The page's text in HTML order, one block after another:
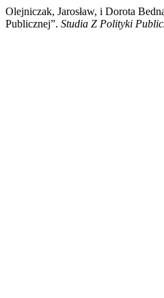
Olejniczak, Jarosław, i Dorota
Publicznej”. Studia Z Polityki